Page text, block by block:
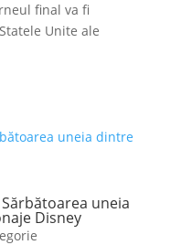
final va fi
Unite ale
uneia
Disney